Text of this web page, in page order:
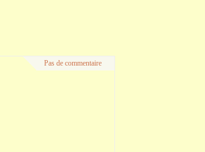
Pas de commentaire